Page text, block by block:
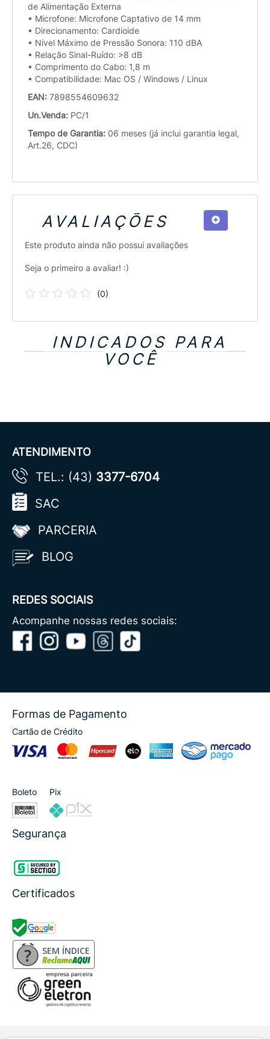
de Alimentação Externa
• Microfone: Microfone Captativo de 14 mm
• Direcionamento: Cardioide
• Nível Máximo de Pressão Sonora: 110 dBA
• Relação Sinal-Ruído: >8 dB
• Comprimento do Cabo: 1,8 m
• Compatibilidade: Mac OS / Windows / Linux
EAN: 7898554609632
Un.Venda: PC/1
Tempo de Garantia: 06 meses (já inclui garantia legal,
Art.26, CDC)
AVALIAÇÕES
Este produto ainda não possui avaliações
Seja o primeiro a avaliar! :)
(0)
INDICADOS PARA
VOCÊ
ATENDIMENTO
TEL.: (43) 3377-6704
SAC
PARCERIA
BLOG
REDES SOCIAIS
Acompanhe nossas redes sociais:
Formas de Pagamento
Cartão de Crédito
Boleto Pix
Segurança
Certificados
SEM ÍNDICE